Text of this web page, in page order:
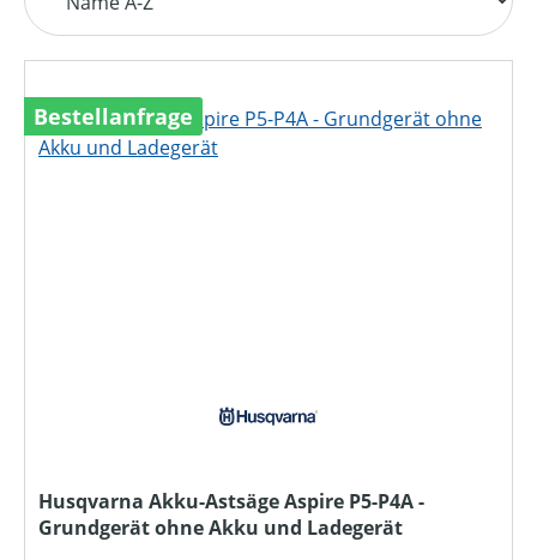
Bestellanfrage
Husqvarna Akku-Astsäge Aspire P5-P4A -
Grundgerät ohne Akku und Ladegerät